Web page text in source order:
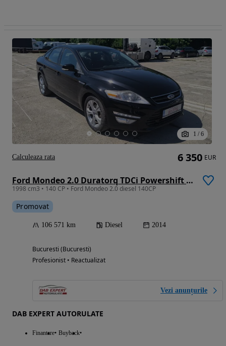
1 / 6
Ford Mondeo 2.0 Duratorq TDCi Powershift Titanium
1998 cm3 • 140 CP • Ford Mondeo 2.0 diesel 140CP
Promovat
106 571 km Diesel 2014
Bucuresti (Bucuresti)
Profesionist • Reactualizat
Vezi anunțurile
DAB EXPERT AUTORULATE
Finantare Buyback
6 350 EUR
Calculeaza rata